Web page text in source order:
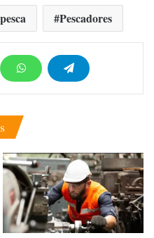
Pescadores